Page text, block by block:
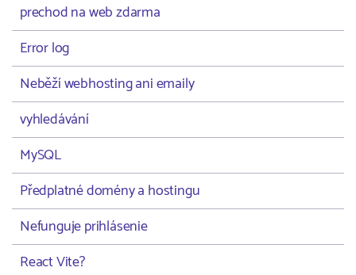
prechod na web zdarma
Error log
Neběží webhosting ani emaily
vyhledávání
MySQL
Předplatné domény a hostingu
Nefunguje prihlásenie
React Vite?